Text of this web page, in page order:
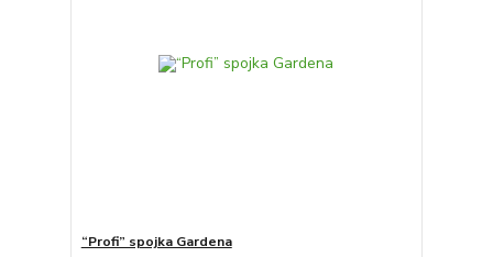
“Profi” spojka Gardena